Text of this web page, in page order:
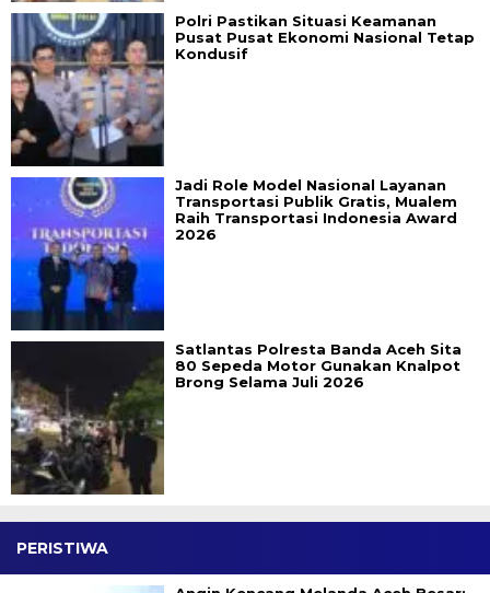
Polri Pastikan Situasi Keamanan
Pusat Pusat Ekonomi Nasional Tetap
Kondusif
Jadi Role Model Nasional Layanan
Transportasi Publik Gratis, Mualem
Raih Transportasi Indonesia Award
2026
Satlantas Polresta Banda Aceh Sita
80 Sepeda Motor Gunakan Knalpot
Brong Selama Juli 2026
PERISTIWA